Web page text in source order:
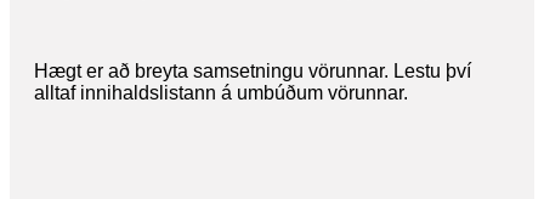
Hægt er að breyta samsetningu vörunnar. Lestu því
alltaf innihaldslistann á umbúðum vörunnar.